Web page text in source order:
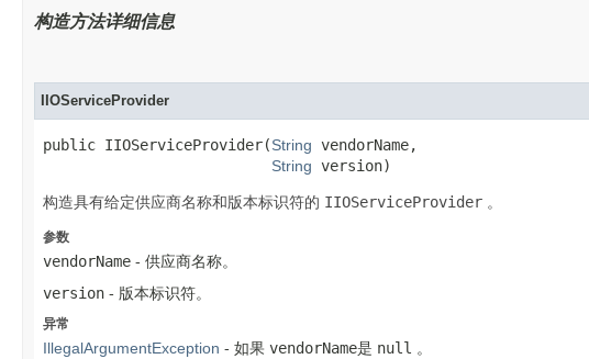
构造方法详细信息
IIOServiceProvider
public IIOServiceProvider​(String vendorName,
String version)
构造具有给定供应商名称和版本标识符的 IIOServiceProvider 。
参数
vendorName - 供应商名称。
version - 版本标识符。
异常
IllegalArgumentException - 如果 vendorName是 null 。